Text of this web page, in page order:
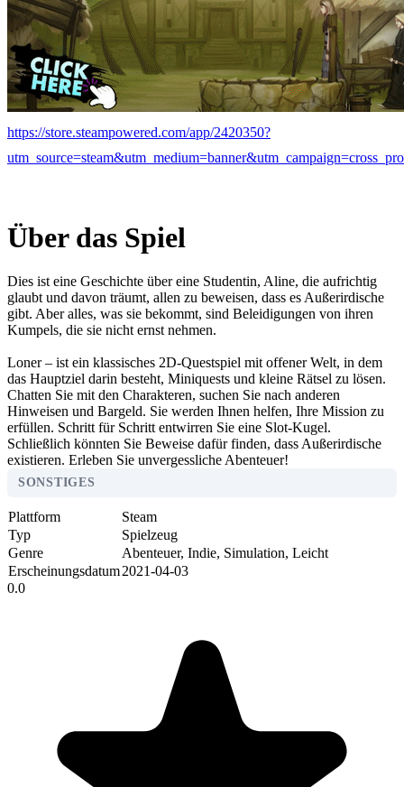
https://store.steampowered.com/app/2420350?
Über das Spiel
Dies ist eine Geschichte über eine Studentin, Aline, die aufrichtig
glaubt und davon träumt, allen zu beweisen, dass es Außerirdische
gibt. Aber alles, was sie bekommt, sind Beleidigungen von ihren
Kumpels, die sie nicht ernst nehmen.
Loner – ist ein klassisches 2D-Questspiel mit offener Welt, in dem
das Hauptziel darin besteht, Miniquests und kleine Rätsel zu lösen.
Chatten Sie mit den Charakteren, suchen Sie nach anderen
Hinweisen und Bargeld. Sie werden Ihnen helfen, Ihre Mission zu
erfüllen. Schritt für Schritt entwirren Sie eine Slot-Kugel.
Schließlich könnten Sie Beweise dafür finden, dass Außerirdische
existieren. Erleben Sie unvergessliche Abenteuer!
SONSTIGES
Plattform
Steam
Typ
Spielzeug
Genre
Abenteuer, Indie, Simulation, Leicht
Erscheinungsdatum2021-04-03
0.0